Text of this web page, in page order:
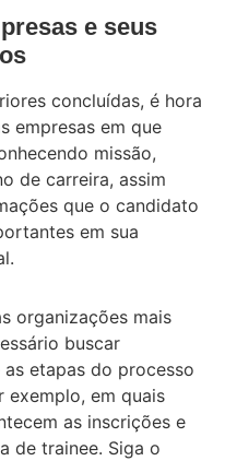
e seus
concluídas, é hora
empresas em que
missão,
de carreira, assim
que o candidato
em sua
organizações mais
buscar
etapas do processo
exemplo, em quais
as inscrições e
de trainee. Siga o